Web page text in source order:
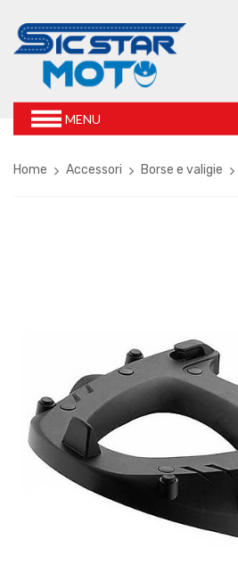
MENU
Home Accessori Borse e valigie